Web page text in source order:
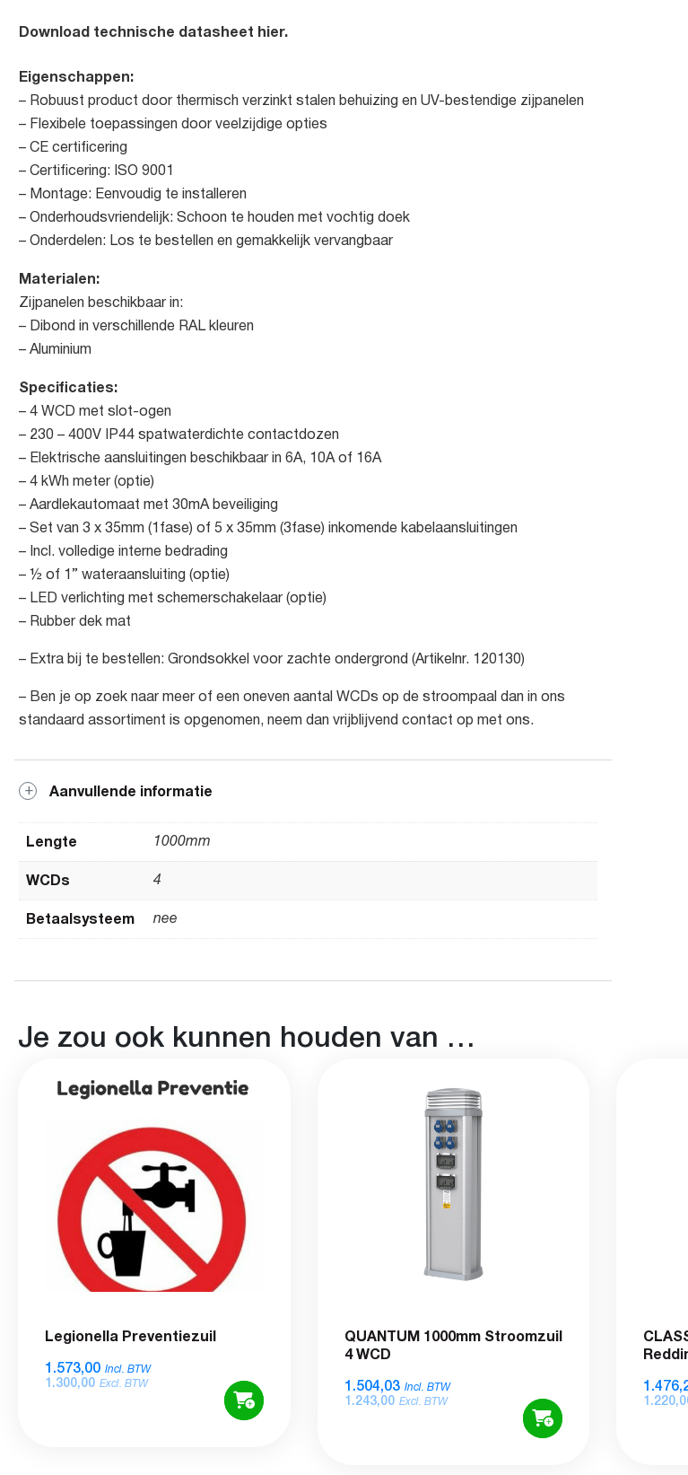
Download technische datasheet hier.
Eigenschappen:
– Robuust product door thermisch verzinkt stalen behuizing en UV-bestendige zijpanelen
– Flexibele toepassingen door veelzijdige opties
– CE certificering
– Certificering: ISO 9001
– Montage: Eenvoudig te installeren
– Onderhoudsvriendelijk: Schoon te houden met vochtig doek
– Onderdelen: Los te bestellen en gemakkelijk vervangbaar
Materialen:
Zijpanelen beschikbaar in:
– Dibond in verschillende RAL kleuren
– Aluminium
Specificaties:
– 4 WCD met slot-ogen
– 230 – 400V IP44 spatwaterdichte contactdozen
– Elektrische aansluitingen beschikbaar in 6A, 10A of 16A
– 4 kWh meter (optie)
– Aardlekautomaat met 30mA beveiliging
– Set van 3 x 35mm (1fase) of 5 x 35mm (3fase) inkomende kabelaansluitingen
– Incl. volledige interne bedrading
– ½ of 1” wateraansluiting (optie)
– LED verlichting met schemerschakelaar (optie)
– Rubber dek mat
– Extra bij te bestellen: Grondsokkel voor zachte ondergrond (Artikelnr. 120130)
– Ben je op zoek naar meer of een oneven aantal WCDs op de stroompaal dan in ons
standaard assortiment is opgenomen, neem dan vrijblijvend contact op met ons.
Aanvullende informatie
Lengte 1000mm
WCDs 4
Betaalsysteem nee
Je zou ook kunnen houden van …
Legionella Preventiezuil
1.573,00 Incl. BTW
1.300,00 Excl. BTW
QUANTUM 1000mm Stroomzuil
4 WCD
1.504,03 Incl. BTW
1.243,00 Excl. BTW